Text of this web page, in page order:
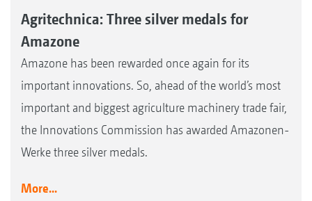
Agritechnica: Three silver medals for
Amazone
Amazone has been rewarded once again for its
important innovations. So, ahead of the world’s most
important and biggest agriculture machinery trade fair,
the Innovations Commission has awarded Amazonen-
Werke three silver medals.
More...